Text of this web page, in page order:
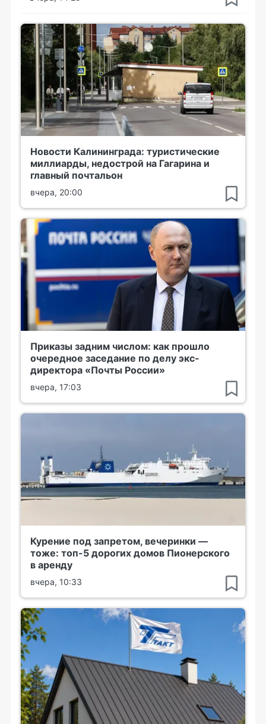
Новости Калининграда: туристические
миллиарды, недострой на Гагарина и
главный почтальон
вчера, 20:00
Приказы задним числом: как прошло
очередное заседание по делу экс-
директора «Почты России»
вчера, 17:03
Курение под запретом, вечеринки —
тоже: топ-5 дорогих домов Пионерского
в аренду
вчера, 10:33